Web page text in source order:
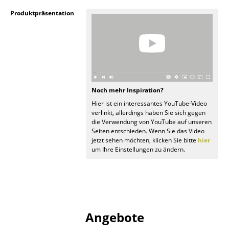
Aufbewahrungsboxen
Produktpräsentation
Noch mehr Inspiration?
Hier ist ein interessantes YouTube-Video
verlinkt, allerdings haben Sie sich gegen
die Verwendung von YouTube auf unseren
Seiten entschieden. Wenn Sie das Video
jetzt sehen möchten, klicken Sie bitte hier
um Ihre Einstellungen zu ändern.
Angebote